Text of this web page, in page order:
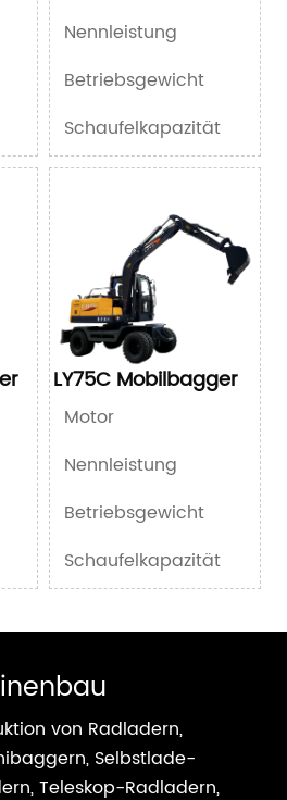
Nennleistung
Betriebsgewicht
Schaufelkapazität
LY75C Mobilbagger
Motor
Nennleistung
Betriebsgewicht
Schaufelkapazität
von Radladern,
Selbstlade-
Teleskop-Radladern,